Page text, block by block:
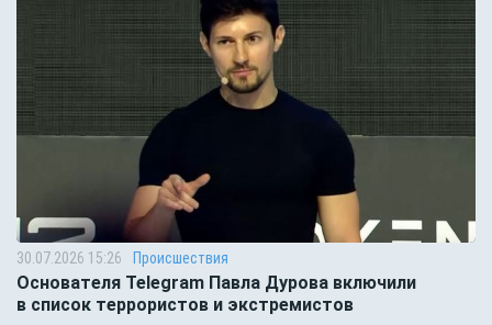
30.07.2026 15:26 Происшествия
Основателя Telegram Павла Дурова включили
в список террористов и экстремистов